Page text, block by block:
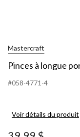
Mastercraft
Pinces à longue
#058-4771-4
Voir détails du produit